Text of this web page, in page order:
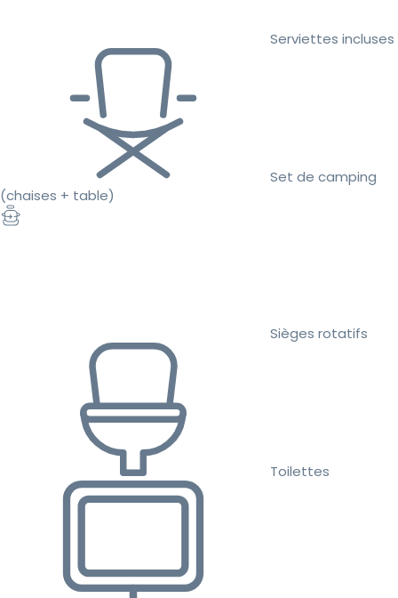
Serviettes incluses
Set de camping
(chaises + table)
Sièges rotatifs
Toilettes